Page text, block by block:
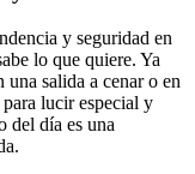
y seguridad en
lo que quiere. Ya
salida a cenar o en
lucir especial y
del día es una